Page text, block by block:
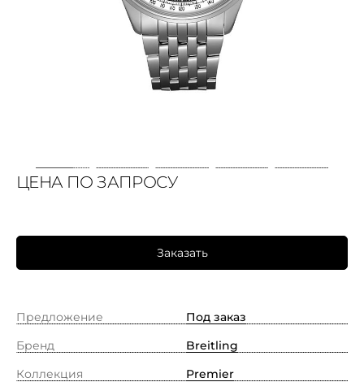
ЦЕНА ПО ЗАПРОСУ
Заказать
Предложение
Под заказ
Бренд
Breitling
Коллекция
Premier